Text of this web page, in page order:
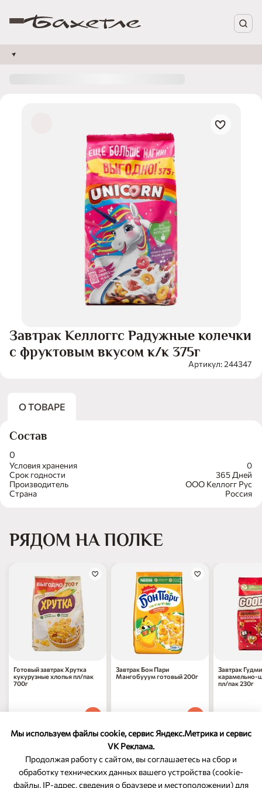
Мы используем файлы cookie, сервис Яндекс.Метрика и сервис
VK Реклама.
Продолжая работу с сайтом, вы соглашаетесь на сбор и
обработку технических данных вашего устройства (cookie-
файлы, IP-адрес, сведения о браузере и местоположении) для
Завтрак Келлоггс Радужные колечки
с фруктовым вкусом к/к 375г
Артикул: 244347
О ТОВАРЕ
Условия хранения
0
Срок годности
365 Дней
Производитель
ООО Келлогг Рус
Страна
Россия
Состав
0
РЯДОМ НА ПОЛКЕ
Готовый завтрак Хрутка
кукурузные хлопья пл/пак
700г
Завтрак Бон Пари
Мангобууум готовый 200г
Завтрак
карамельно-
пл/пак 230г